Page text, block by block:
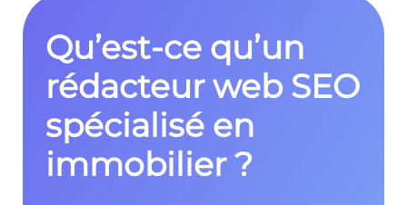
Qu’est-ce qu’un
rédacteur web SEO
spécialisé en
immobilier ?